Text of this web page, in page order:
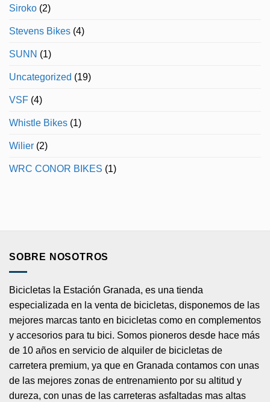
Siroko (2)
Stevens Bikes (4)
SUNN (1)
Uncategorized (19)
VSF (4)
Whistle Bikes (1)
Wilier (2)
WRC CONOR BIKES (1)
SOBRE NOSOTROS
Bicicletas la Estación Granada, es una tienda
especializada en la venta de bicicletas, disponemos de las
mejores marcas tanto en bicicletas como en complementos
y accesorios para tu bici. Somos pioneros desde hace más
de 10 años en servicio de alquiler de bicicletas de
carretera premium, ya que en Granada contamos con unas
de las mejores zonas de entrenamiento por su altitud y
dureza, con unas de las carreteras asfaltadas mas altas